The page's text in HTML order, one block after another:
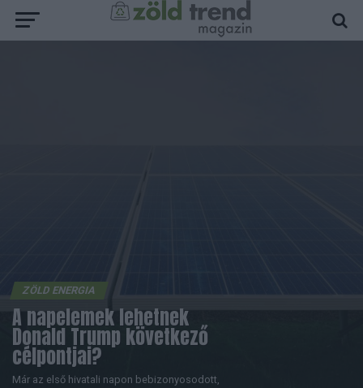
ZÖLD ENERGIA
A napelemek lehetnek
Donald Trump következő
célpontjai?
Már az első hivatali napon bebizonyosodott,